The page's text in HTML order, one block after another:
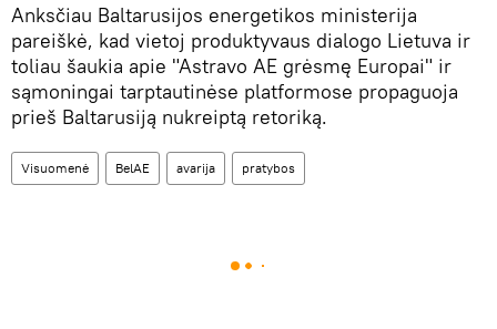
Anksčiau Baltarusijos energetikos ministerija
pareiškė, kad vietoj produktyvaus dialogo Lietuva ir
toliau šaukia apie "Astravo AE grėsmę Europai" ir
sąmoningai tarptautinėse platformose propaguoja
prieš Baltarusiją nukreiptą retoriką.
Visuomenė BelAE avarija pratybos